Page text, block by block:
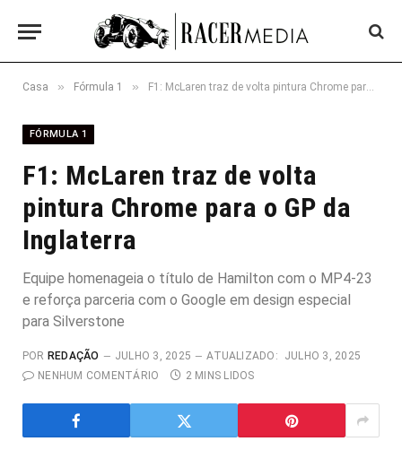
Casa » Fórmula 1 » F1: McLaren traz de volta pintura Chrome para o GP da Inglaterra
FÓRMULA 1
F1: McLaren traz de volta
pintura Chrome para o GP da
Inglaterra
Equipe homenageia o título de Hamilton com o MP4-23
e reforça parceria com o Google em design especial
para Silverstone
POR REDAÇÃO JULHO 3, 2025 ATUALIZADO:
JULHO 3, 2025
NENHUM COMENTÁRIO
2 MINS LIDOS